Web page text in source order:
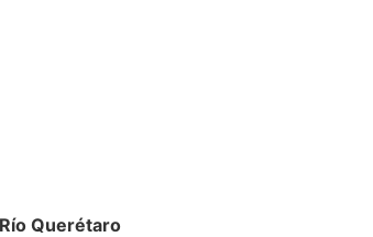
Querétaro